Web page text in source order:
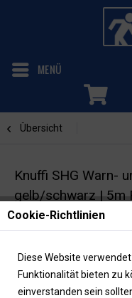
MENÜ
Übersicht
Knuffi SHG Warn-
gelb/schwarz | 5m
Kantenschutz |
Cookie-Richtlinien
Diese Website
Funktionalität bieten zu
einverstanden sein